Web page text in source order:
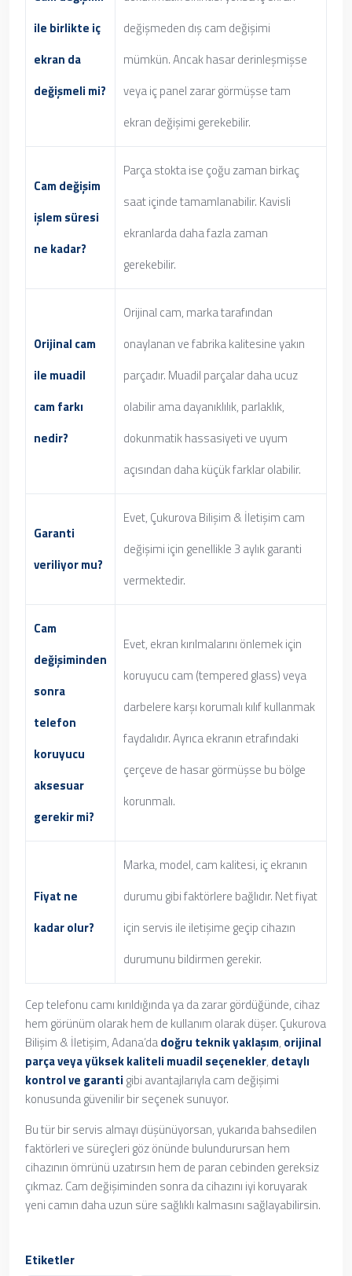
ile birlikte iç
ekran da
değişmeli mi?
değişmeden dış cam değişimi
mümkün. Ancak hasar derinleşmişse
veya iç panel zarar görmüşse tam
ekran değişimi gerekebilir.
Cam değişim
işlem süresi
ne kadar?
Parça stokta ise çoğu zaman birkaç
saat içinde tamamlanabilir. Kavisli
ekranlarda daha fazla zaman
gerekebilir.
Orijinal cam
ile muadil
cam farkı
nedir?
Orijinal cam, marka tarafından
onaylanan ve fabrika kalitesine yakın
parçadır. Muadil parçalar daha ucuz
olabilir ama dayanıklılık, parlaklık,
dokunmatik hassasiyeti ve uyum
açısından daha küçük farklar olabilir.
Garanti
veriliyor mu?
Evet, Çukurova Bilişim & İletişim cam
değişimi için genellikle 3 aylık garanti
vermektedir.
Cam
değişiminden
sonra
telefon
koruyucu
aksesuar
gerekir mi?
Evet, ekran kırılmalarını önlemek için
koruyucu cam (tempered glass) veya
darbelere karşı korumalı kılıf kullanmak
faydalıdır. Ayrıca ekranın etrafındaki
çerçeve de hasar görmüşse bu bölge
korunmalı.
Fiyat ne
kadar olur?
Marka, model, cam kalitesi, iç ekranın
durumu gibi faktörlere bağlıdır. Net fiyat
için servis ile iletişime geçip cihazın
durumunu bildirmen gerekir.
Cep telefonu camı kırıldığında ya da zarar gördüğünde, cihaz
hem görünüm olarak hem de kullanım olarak düşer. Çukurova
Bilişim & İletişim, Adana’dadoğru teknik yaklaşım, orijinal
parça veya yüksek kaliteli muadil seçenekler, detaylı
kontrol ve garanti gibi avantajlarıyla cam değişimi
konusunda güvenilir bir seçenek sunuyor.
Bu tür bir servis almayı düşünüyorsan, yukarıda bahsedilen
faktörleri ve süreçleri göz önünde bulundurursan hem
cihazının ömrünü uzatırsın hem de paran cebinden gereksiz
çıkmaz. Cam değişiminden sonra da cihazını iyi koruyarak
yeni camın daha uzun süre sağlıklı kalmasını sağlayabilirsin.
Etiketler